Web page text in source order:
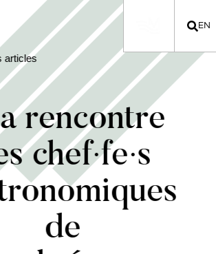
EN
articles
rencontre
chef·fe·s
de